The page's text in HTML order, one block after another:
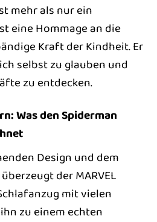
mehr als nur ein
eine Hommage an die
Kraft der Kindheit. Er
selbst zu glauben und
zu entdecken.
Was den Spiderman
Design und dem
der MARVEL
mit vielen
zu einem echten